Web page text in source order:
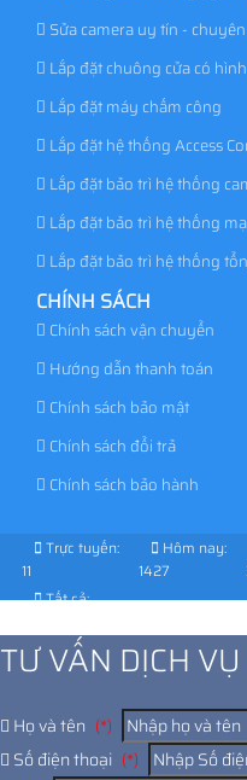
Sửa camera uy tín -
Lắp đặt chuông cửa có hình
Lắp đặt máy chấm công
Lắp đặt hệ thống Access
Lắp đặt bảo trì hệ thống
Lắp đặt bảo trì hệ thống
Lắp đặt bảo trì hệ thống
CHÍNH SÁCH
Chính sách vận chuyển
Hướng dẫn thanh toán
Chính sách bảo mật
Chính sách đổi trả
Chính sách bảo hành
Trực tuyến:
11
Hôm nay:
1427
Tất cả:
TƯ VẤN DỊCH VỤ
Họ và tên (*)
Số điện thoại (*)